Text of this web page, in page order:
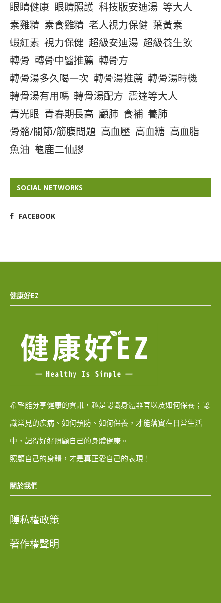
眼睛健康 眼睛照護 科技版安迪湯 等大人
素雞精 素食雞精 老人視力保健 葉黃素
蝦紅素 視力保健 超級安迪湯 超級養生飲
轉骨 轉骨中醫推薦 轉骨方
轉骨湯多久喝一次 轉骨湯推薦 轉骨湯時機
轉骨湯有用嗎 轉骨湯配方 震達等大人
青光眼 青春期長高 顧肺 食補 養肺
骨骼/關節/筋膜問題 高血壓 高血糖 高血脂
魚油 龜鹿二仙膠
SOCIAL NETWORKS
FACEBOOK
健康好EZ
希望能分享健康的資訊，越是認識身體器官以及如何保養；認
識常見的疾病、如何預防、如何保養，才能落實在日常生活
中，記得好好照顧自己的身體健康。
照顧自己的身體，才是真正愛自己的表現！
關於我們
隱私權政策
著作權聲明